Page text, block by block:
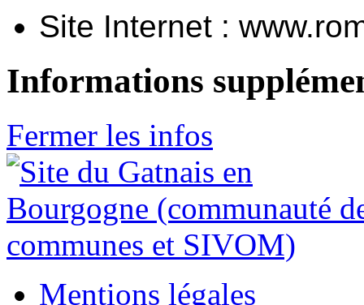
Site Internet :
Informations
Fermer les infos
Mentions légales